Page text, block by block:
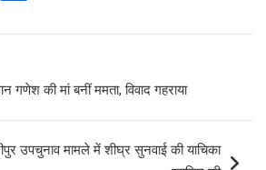
ar
गणेश की मां बनीं ममता, विवाद गहराया
उपचुनाव मामले में शीघ्र सुनवाई की याचिका